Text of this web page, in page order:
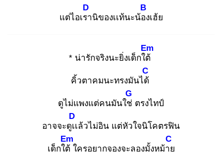
แต่ไอเรา
D
นิของเเท้นะน้อง
B
เฮ้ย
* น่ารักจริงนะยิ่งเด็กใต้
Em
คิ้วตาคมนะทรงมันได้
C
ดูไม่แพงแต่คนมันใช่
G
ตรงไทป์
อาจจะดูเเ
D
ล้วไม่อิน แต่หัวใจนิโคตรฟิน
เด็กใต้
Em
ใครอยากจองจะลองมั้งหม้าย
C